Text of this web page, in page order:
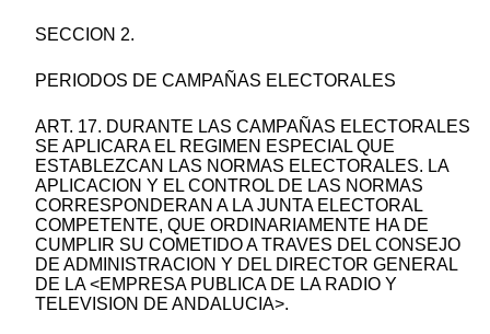
SECCION 2.
PERIODOS DE CAMPAÑAS ELECTORALES
ART. 17. DURANTE LAS CAMPAÑAS ELECTORALES
SE APLICARA EL REGIMEN ESPECIAL QUE
ESTABLEZCAN LAS NORMAS ELECTORALES. LA
APLICACION Y EL CONTROL DE LAS NORMAS
CORRESPONDERAN A LA JUNTA ELECTORAL
COMPETENTE, QUE ORDINARIAMENTE HA DE
CUMPLIR SU COMETIDO A TRAVES DEL CONSEJO
DE ADMINISTRACION Y DEL DIRECTOR GENERAL
DE LA <EMPRESA PUBLICA DE LA RADIO Y
TELEVISION DE ANDALUCIA>.